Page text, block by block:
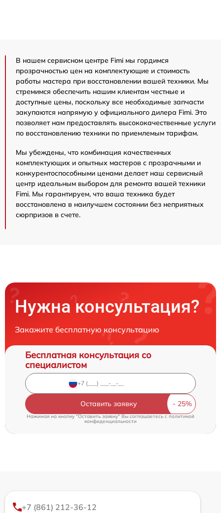
В нашем сервисном центре Fimi мы гордимся
прозрачностью цен на комплектующие и стоимость
работы мастера при восстановлении вашей техники. Мы
стремимся обеспечить нашим клиентам честные и
доступные цены, поскольку все необходимые запчасти
закупаются напрямую у официального дилера Fimi. Это
позволяет нам предоставлять высококачественные услуги
по восстановлению техники по приемлемым тарифам.
Мы убеждены, что комбинация качественных
комплектующих и опытных мастеров с прозрачными и
конкурентоспособными ценами делает наш сервисный
центр идеальным выбором для ремонта вашей техники
Fimi. Мы гарантируем, что ваша техника будет
восстановлена в наилучшем состоянии без неприятных
сюрпризов в счете.
Нужна консультация?
Закажите бесплатную консультацию
Бесплатная консультация со
специалистом
Оставить заявку
Нажимая на кнопку "Оставить заявку" Вы соглашаетесь cполитикой
конфиденциальности
+7 (861) 212-36-12